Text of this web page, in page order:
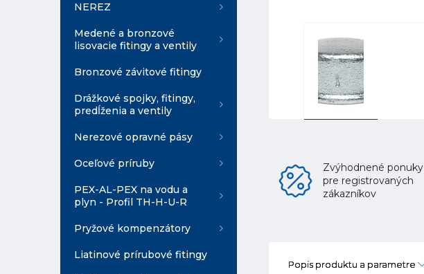
NEREZ
Medené a bronzové
lisovacie fitingy a ventily
Bronzové závitové fitingy
Drážkové spojky, fitingy,
predĺženia a ventily
Nerezové opravné pásy
Oceľové príruby
PEX-AL-PEX na vodu a
plyn - Profil TH-H-U-R
Pryžové kompenzátory
Liatinové prírubové fitingy
Zvýhodnené ponuky
pre registrovaných
zákazníkov
Popis produktu a parametre